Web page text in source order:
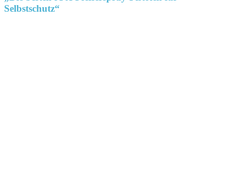
Selbstschutz“